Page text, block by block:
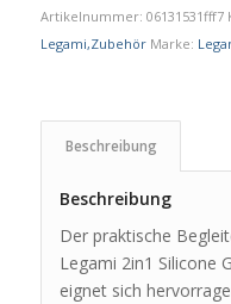
Artikelnummer: 06131531fff7
Legami,Zubehör Marke:
Beschreibung
Beschreibung
Der praktische
Legami 2in1 Silicone
eignet sich